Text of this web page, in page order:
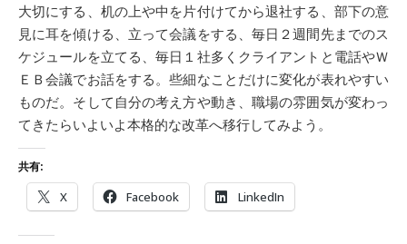
大切にする、机の上や中を片付けてから退社する、部下の意
見に耳を傾ける、立って会議をする、毎日２週間先までのス
ケジュールを立てる、毎日１社多くクライアントと電話やＷ
ＥＢ会議でお話をする。些細なことだけに変化が表れやすい
ものだ。そして自分の考え方や動き、職場の雰囲気が変わっ
てきたらいよいよ本格的な改革へ移行してみよう。
共有:
X Facebook LinkedIn